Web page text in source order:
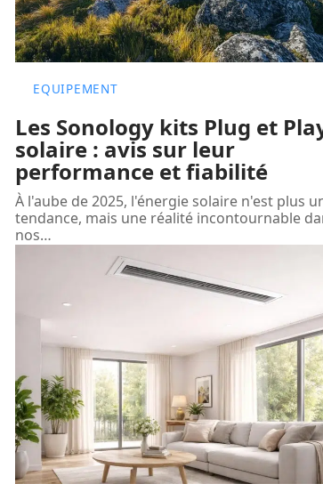
EQUIPEMENT
Les Sonology kits Plug et
solaire : avis sur leur
performance et fiabilité
À l'aube de 2025, l'énergie solaire n'est plus
tendance, mais une réalité incontournable
nos…